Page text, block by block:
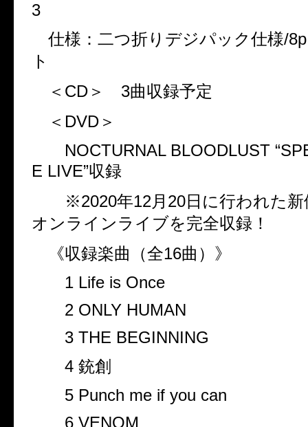
3
仕様：二つ折りデジパック仕様/8p
ト
＜ CD ＞ 3曲収録予定
＜ DVD ＞
NOCTURNAL BLOODLUST “
E LIVE”収録
※2020年12月 20日に行われた
オンラインライブを完全収録！
《収録楽曲（全16曲）》
1 Life is Once
2 ONLY HUMAN
3 THE BEGINNING
4 銃創
5 Punch me if you can
6 VENOM